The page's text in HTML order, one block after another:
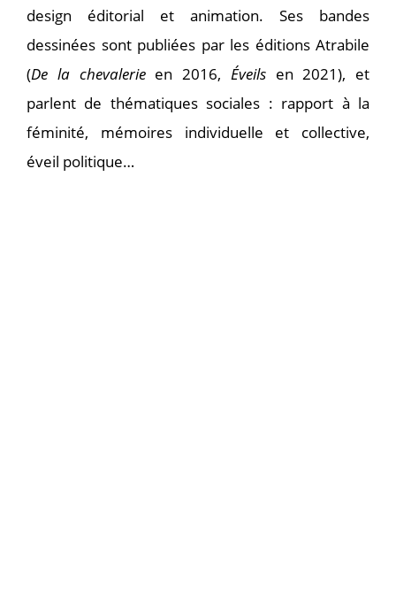
design éditorial et animation. Ses bandes
dessinées sont publiées par les éditions Atrabile
(De la chevalerieen 2016, Éveilsen 2021), et
parlent de thématiques sociales : rapport à la
féminité, mémoires individuelle et collective,
éveil politique…